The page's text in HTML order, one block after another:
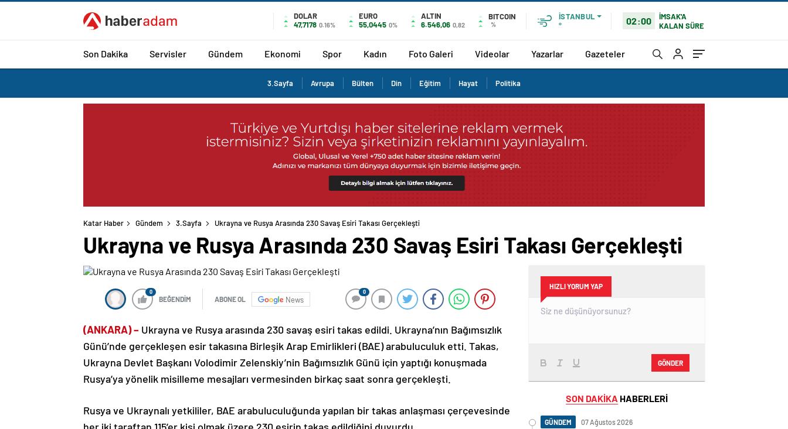
DOLAR
47,7178 0.16%
EURO
55,0445 0%
ALTIN
6.546,06 0,82
BITCOIN
%
İSTANBUL
°
02:00
İMSAK'A
KALAN SÜRE
Son Dakika Servisler Gündem Ekonomi Spor Kadın Foto Galeri Videolar Yazarlar Gazeteler
3.Sayfa Avrupa Bülten Din Eğitim Hayat Politika
Katar Haber Gündem 3.Sayfa Ukrayna ve Rusya Arasında 230 Savaş Esiri Takası Gerçekleşti
Ukrayna ve Rusya Arasında 230 Savaş Esiri Takası Gerçekleşti
0
BEĞENDİM ABONE OL News
0
(ANKARA) – Ukrayna ve Rusya arasında 230 savaş esiri takas edildi. Ukrayna’nın Bağımsızlık
Günü’nde gerçekleşen esir takasına Birleşik Arap Emirlikleri (BAE) arabuluculuk etti. Takas,
Ukrayna Devlet Başkanı Volodimir Zelenskiy’nin Bağımsızlık Günü için yaptığı konuşmada
Rusya’ya yönelik misilleme mesajları vermesinden birkaç saat sonra gerçekleşti.
Rusya ve Ukraynalı yetkililer, BAE arabuluculuğunda yapılan bir takas anlaşması çerçevesinde
HIZLI YORUM YAP
GÖNDER
SON DAKİKA HABERLERİ
GÜNDEM 07 Ağustos 2026